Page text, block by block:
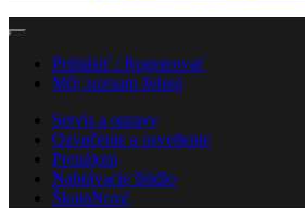
Prihlásiť / Registrovať
Môj zoznam želaní
Servis a opravy
Ozvučenie a osvetlenie
Prenájom
Nahrávacie štúdio
ŠkolaNové